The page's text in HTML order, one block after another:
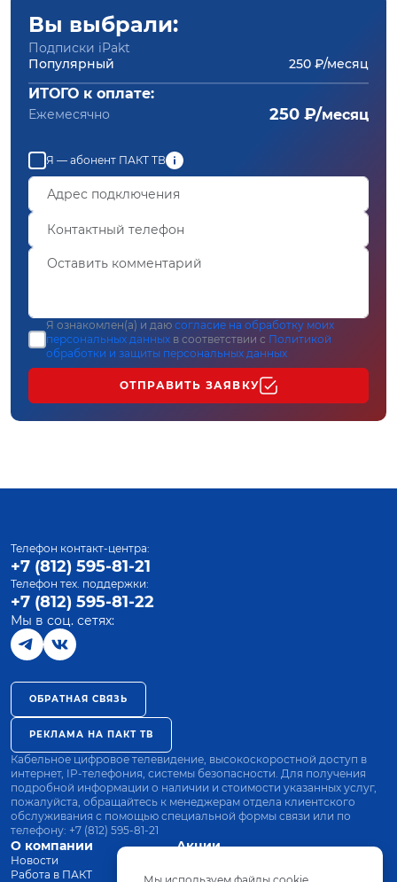
Вы выбрали:
Подписки iPakt
Популярный
250 ₽/месяц
ИТОГО к оплате:
Ежемесячно 250 ₽/месяц
Я — абонент ПАКТ ТВ
Я ознакомлен(а) и даю согласие на обработку моих
персональных данных в соответствии с Политикой
обработки и защиты персональных данных
ОТПРАВИТЬ ЗАЯВКУ
О компании
Новости
Работа в ПАКТ
Акции
Оплата
Телефон контакт-центра:
+7 (812) 595-81-21
Телефон тех. поддержки:
+7 (812) 595-81-22
Мы в соц. сетях:
ОБРАТНАЯ СВЯЗЬ
РЕКЛАМА НА ПАКТ ТВ
Кабельное цифровое телевидение, высокоскоростной доступ в
интернет, IP-телефония, системы безопасности. Для получения
подробной информации о наличии и стоимости указанных услуг,
пожалуйста, обращайтесь к менеджерам отдела клиентского
обслуживания с помощью специальной формы связи или по
телефону: +7 (812) 595-81-21